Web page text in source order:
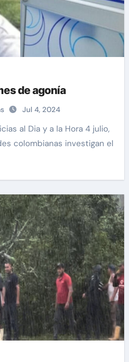
de agonía
Jul 4, 2024
colombianas investigan el